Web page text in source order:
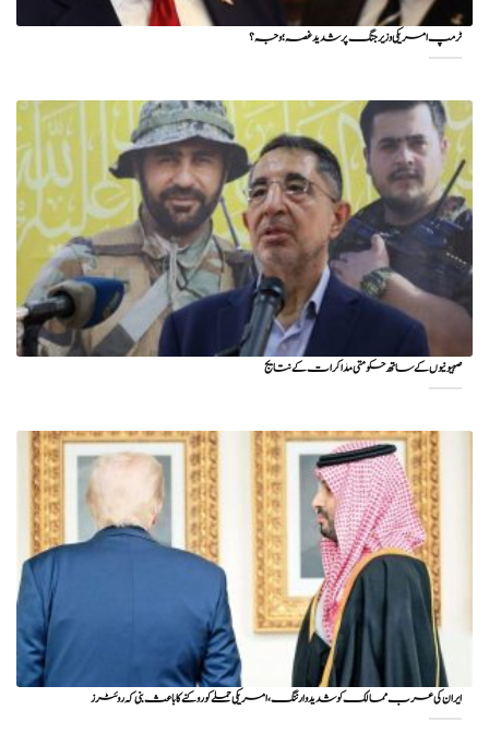
ٹرمپ امریکی وزیر جنگ پر شدید غصہ؛ وجہ ؟
صہیونیوں کے ساتھ حکومتی مذاکرات کے نتایج
ایران کی عرب ممالک کو شدید وارننگ، امریکی حملے کو روکنے کا باعث بنی کہ روئٹرز